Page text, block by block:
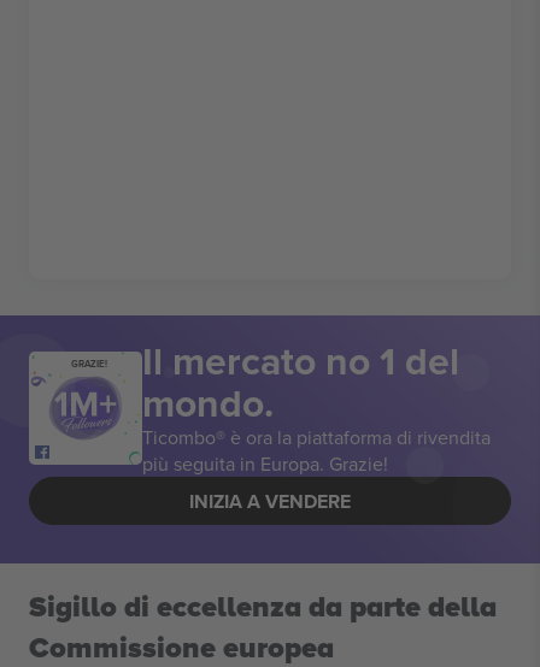
GRAZIE! Il mercato no 1 del
mondo.
Ticombo® è ora la piattaforma di rivendita
più seguita in Europa. Grazie!
INIZIA A VENDERE
Sigillo di eccellenza da parte della
Commissione europea